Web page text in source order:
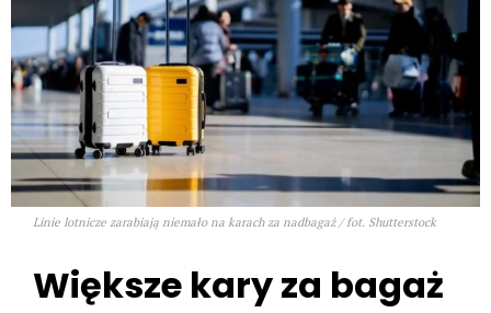
Linie lotnicze zarabiają niemało na karach za nadbagaż / fot. Shutterstock
Większe kary za bagaż